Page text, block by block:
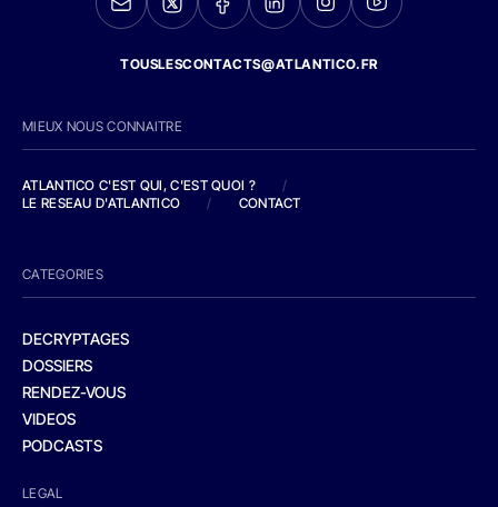
TOUSLESCONTACTS@ATLANTICO.FR
MIEUX NOUS CONNAITRE
ATLANTICO C'EST QUI, C'EST QUOI ?
/
LE RESEAU D'ATLANTICO
/ CONTACT
CATEGORIES
DECRYPTAGES
DOSSIERS
RENDEZ-VOUS
VIDEOS
PODCASTS
LEGAL